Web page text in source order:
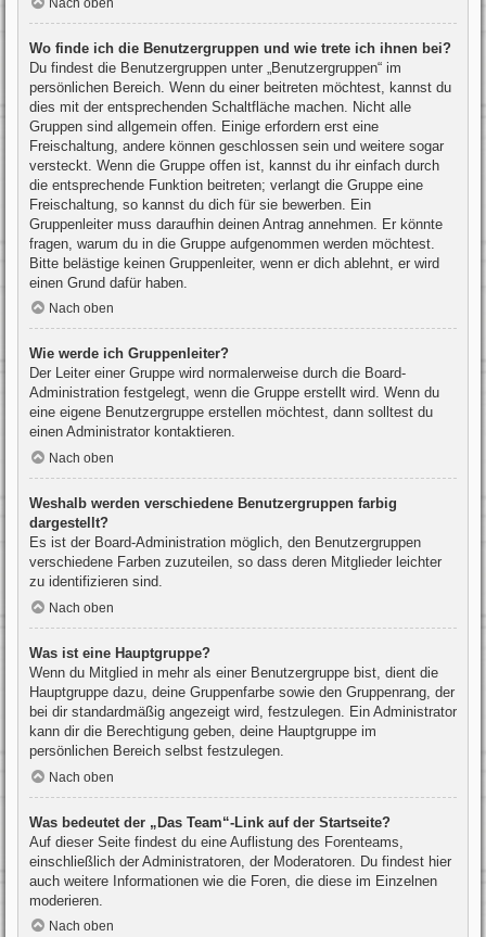
Wo finde ich die Benutzergruppen und wie trete ich ihnen bei?
Du findest die Benutzergruppen unter „Benutzergruppen“ im
persönlichen Bereich. Wenn du einer beitreten möchtest, kannst du
dies mit der entsprechenden Schaltfläche machen. Nicht alle
Gruppen sind allgemein offen. Einige erfordern erst eine
Freischaltung, andere können geschlossen sein und weitere sogar
versteckt. Wenn die Gruppe offen ist, kannst du ihr einfach durch
die entsprechende Funktion beitreten; verlangt die Gruppe eine
Freischaltung, so kannst du dich für sie bewerben. Ein
Gruppenleiter muss daraufhin deinen Antrag annehmen. Er könnte
fragen, warum du in die Gruppe aufgenommen werden möchtest.
Bitte belästige keinen Gruppenleiter, wenn er dich ablehnt, er wird
einen Grund dafür haben.
Nach oben
Wie werde ich Gruppenleiter?
Der Leiter einer Gruppe wird normalerweise durch die Board-
Administration festgelegt, wenn die Gruppe erstellt wird. Wenn du
eine eigene Benutzergruppe erstellen möchtest, dann solltest du
einen Administrator kontaktieren.
Nach oben
Weshalb werden verschiedene Benutzergruppen farbig
dargestellt?
Es ist der Board-Administration möglich, den Benutzergruppen
verschiedene Farben zuzuteilen, so dass deren Mitglieder leichter
zu identifizieren sind.
Nach oben
Was ist eine Hauptgruppe?
Wenn du Mitglied in mehr als einer Benutzergruppe bist, dient die
Hauptgruppe dazu, deine Gruppenfarbe sowie den Gruppenrang, der
bei dir standardmäßig angezeigt wird, festzulegen. Ein Administrator
kann dir die Berechtigung geben, deine Hauptgruppe im
persönlichen Bereich selbst festzulegen.
Nach oben
Was bedeutet der „Das Team“-Link auf der Startseite?
Auf dieser Seite findest du eine Auflistung des Forenteams,
einschließlich der Administratoren, der Moderatoren. Du findest hier
auch weitere Informationen wie die Foren, die diese im Einzelnen
moderieren.
Nach oben